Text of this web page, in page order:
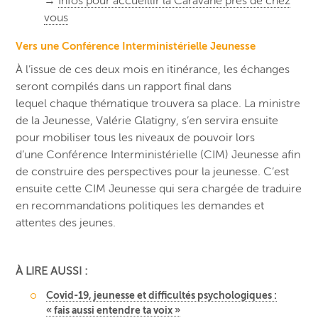
vous
Vers une Conférence Interministérielle Jeunesse
À l’issue de ces deux mois en itinérance, les échanges
serontcompilés dans un rapport final dans
lequelchaque thématiquetrouvera sa place. La ministre
de la Jeunesse, Valérie Glatigny, s’en servira ensuite
pour mobiliser tous les niveaux de pouvoir lors
d’une Conférence Interministérielle (CIM) Jeunesseafin
de construire des perspectives pour la jeunesse. C’est
ensuite cette CIM Jeunesse qui sera chargée de traduire
en recommandations politiques les demandes et
attentes des jeunes.
À LIRE AUSSI :
Covid-19, jeunesse et difficultés psychologiques :
« fais aussi entendre ta voix »